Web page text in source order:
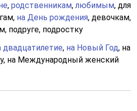
, родственникам,любимым, для
на День рождения, девочкам,
подростку
двадцатилетие, на Новый Год, на
на Международный женский